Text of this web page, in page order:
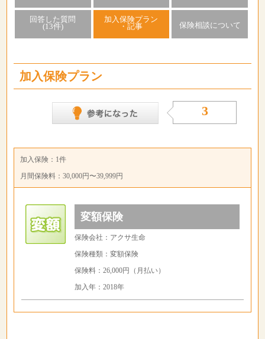
回答した質問
(13件)
加入保険プラン
・記事
保険相談について
加入保険プラン
3
加入保険：1件
月間保険料：30,000円〜39,999円
変額保険
保険会社：アクサ生命
保険種類：変額保険
保険料：26,000円（月払い）
加入年：2018年